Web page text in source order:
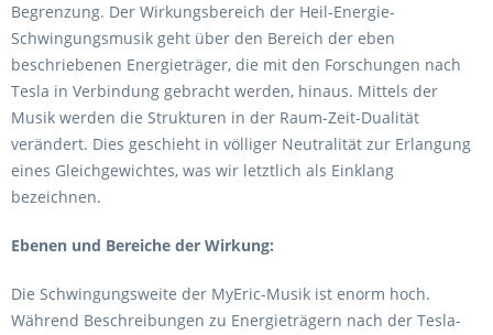
Begrenzung. Der Wirkungsbereich der Heil-Energie-
Schwingungsmusik geht über den Bereich der eben
beschriebenen Energieträger, die mit den Forschungen nach
Tesla in Verbindung gebracht werden, hinaus. Mittels der
Musik werden die Strukturen in der Raum-Zeit-Dualität
verändert. Dies geschieht in völliger Neutralität zur Erlangung
eines Gleichgewichtes, was wir letztlich als Einklang
bezeichnen.
Ebenen und Bereiche der Wirkung:
Die Schwingungsweite der MyEric-Musik ist enorm hoch.
Während Beschreibungen zu Energieträgern nach der Tesla-